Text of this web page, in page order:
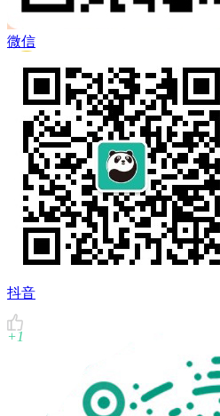
Twitter
QQ空間
複製鏈結
+1
微信
抖音